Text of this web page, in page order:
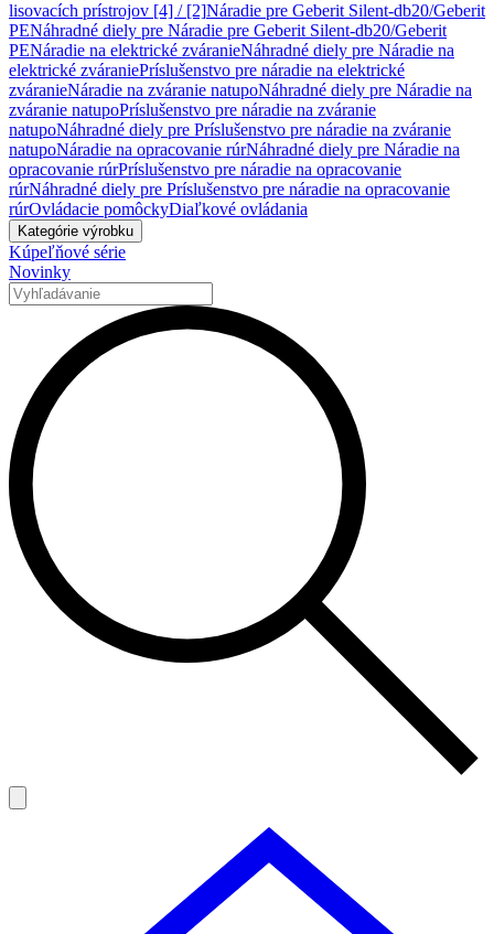
lisovacích prístrojov [4] / [2]Náradie pre Geberit Silent-db20/Geberit
PENáhradné diely pre Náradie pre Geberit Silent-db20/Geberit
PENáradie na elektrické zváranieNáhradné diely pre Náradie na
elektrické zváraniePríslušenstvo pre náradie na elektrické
zváranieNáradie na zváranie natupoNáhradné diely pre Náradie na
zváranie natupoPríslušenstvo pre náradie na zváranie
natupoNáhradné diely pre Príslušenstvo pre náradie na zváranie
natupoNáradie na opracovanie rúrNáhradné diely pre Náradie na
opracovanie rúrPríslušenstvo pre náradie na opracovanie
rúrNáhradné diely pre Príslušenstvo pre náradie na opracovanie
rúrOvládacie pomôckyDiaľkové ovládania
Kategórie výrobku
Kúpeľňové série
Novinky